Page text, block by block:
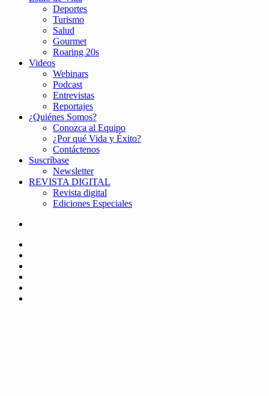
Deportes
Turismo
Salud
Gourmet
Roaring 20s
Videos
Webinars
Podcast
Entrevistas
Reportajes
¿Quiénes Somos?
Conozca al Equipo
¿Por qué Vida y Éxito?
Contáctenos
Suscríbase
Newsletter
REVISTA DIGITAL
Revista digital
Ediciones Especiales